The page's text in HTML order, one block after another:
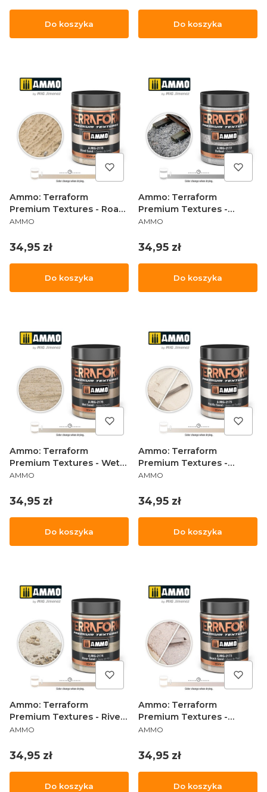
Do koszyka Do koszyka
Ammo: Terraform
Premium Textures - Road
Sand
PRODUCENT
AMMO
Cena
34,95 zł
Do koszyka
Ammo: Terraform
Premium Textures -
Ballast
PRODUCENT
AMMO
Cena
34,95 zł
Do koszyka
Ammo: Terraform
Premium Textures - Wet
Sand
PRODUCENT
AMMO
Cena
34,95 zł
Do koszyka
Ammo: Terraform
Premium Textures -
Pacific Sand
PRODUCENT
AMMO
Cena
34,95 zł
Do koszyka
Ammo: Terraform
Premium Textures - River
Sand
PRODUCENT
AMMO
Cena
34,95 zł
Do koszyka
Ammo: Terraform
Premium Textures -
Beach Sand
PRODUCENT
AMMO
Cena
34,95 zł
Do koszyka